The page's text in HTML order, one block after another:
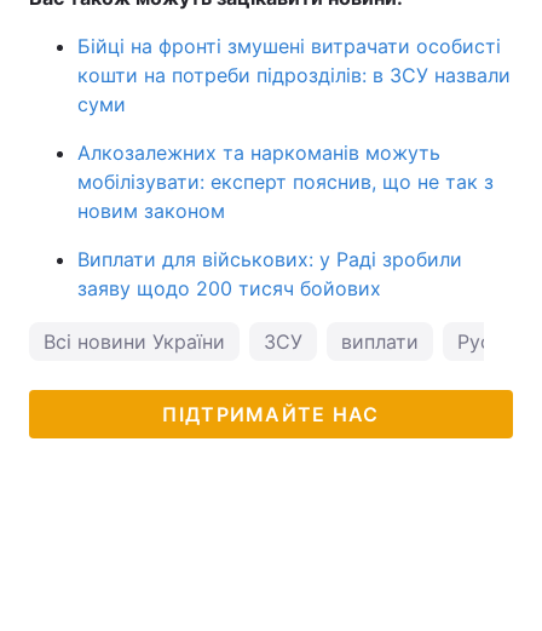
Бійці на фронті змушені витрачати особисті
кошти на потреби підрозділів: в ЗСУ назвали
суми
Алкозалежних та наркоманів можуть
мобілізувати: експерт пояснив, що не так з
новим законом
Виплати для військових: у Раді зробили
заяву щодо 200 тисяч бойових
Всі новини України ЗСУ виплати Рустем
ПІДТРИМАЙТЕ НАС